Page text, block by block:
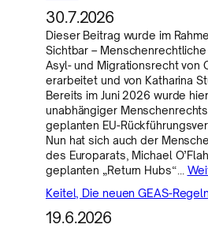
30.7.2026
Dieser Beitrag wurde im
Sichtbar –
Asyl- und Migrationsrecht von
erarbeitet und von Katharina
Bereits im Juni 2026 wurde
unabhängiger
geplanten EU-
Nun hat sich auch der
des Europarats, Michael
geplanten „Return Hubs“…
Keitel, Die neuen GEAS-Regeln
19.6.2026